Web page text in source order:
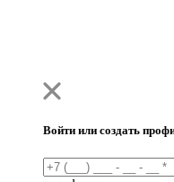
Войти или создать